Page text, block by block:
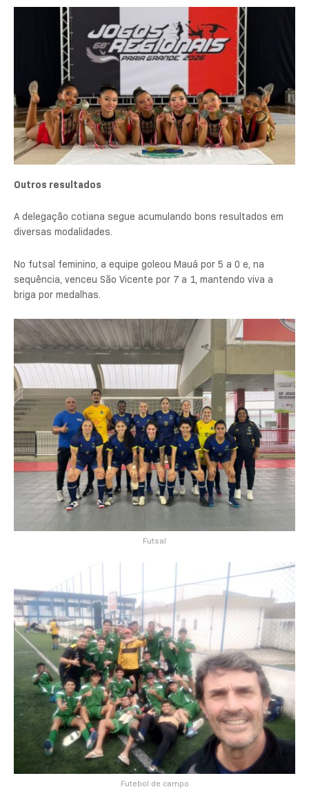
Outros resultados
A delegação cotiana segue acumulando bons resultados em
diversas modalidades.
No futsal feminino, a equipe goleou Mauá por 5 a 0 e, na
sequência, venceu São Vicente por 7 a 1, mantendo viva a
briga por medalhas.
Futsal
Futebol de campo